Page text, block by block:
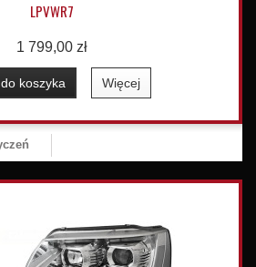
LPVWR7
1 799,00 zł
koszyka Więcej